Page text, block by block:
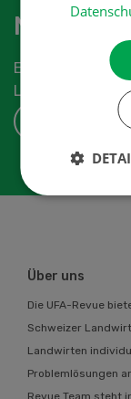
Erhalten Sie die
Über uns
Die UFA-Revue
Schweizer
Landwirten
Problemlösungen